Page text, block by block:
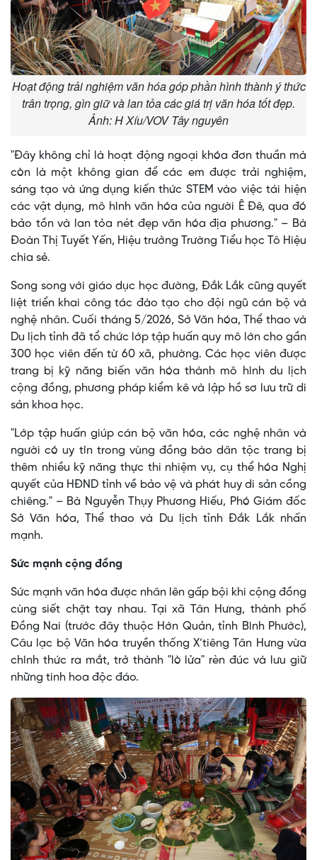
Hoạt động trải nghiệm văn hóa góp phần hình thành ý thức
trân trọng, gìn giữ và lan tỏa các giá trị văn hóa tốt đẹp.
Ảnh: H Xíu/VOV Tây nguyên
"Đây không chỉ là hoạt động ngoại khóa đơn thuần mà
còn là một không gian để các em được trải nghiệm,
sáng tạo và ứng dụng kiến thức STEM vào việc tái hiện
các vật dụng, mô hình văn hóa của người Ê Đê, qua đó
bảo tồn và lan tỏa nét đẹp văn hóa địa phương." – Bà
Đoàn Thị Tuyết Yến, Hiệu trưởng Trường Tiểu học Tô Hiệu
chia sẻ.
Song song với giáo dục học đường, Đắk Lắk cũng quyết
liệt triển khai công tác đào tạo cho đội ngũ cán bộ và
nghệ nhân. Cuối tháng 5/2026, Sở Văn hóa, Thể thao và
Du lịch tỉnh đã tổ chức lớp tập huấn quy mô lớn cho gần
300 học viên đến từ 60 xã, phường. Các học viên được
trang bị kỹ năng biến văn hóa thành mô hình du lịch
cộng đồng, phương pháp kiểm kê và lập hồ sơ lưu trữ di
sản khoa học.
"Lớp tập huấn giúp cán bộ văn hóa, các nghệ nhân và
người có uy tín trong vùng đồng bào dân tộc trang bị
thêm nhiều kỹ năng thực thi nhiệm vụ, cụ thể hóa Nghị
quyết của HĐND tỉnh về bảo vệ và phát huy di sản cồng
chiêng." – Bà Nguyễn Thụy Phương Hiếu, Phó Giám đốc
Sở Văn hóa, Thể thao và Du lịch tỉnh Đắk Lắk nhấn
mạnh.
Sức mạnh cộng đồng
Sức mạnh văn hóa được nhân lên gấp bội khi cộng đồng
cùng siết chặt tay nhau. Tại xã Tân Hưng, thành phố
Đồng Nai (trước đây thuộc Hớn Quản, tỉnh Bình Phước),
Câu lạc bộ Văn hóa truyền thống X’tiêng Tân Hưng vừa
chính thức ra mắt, trở thành "lò lửa" rèn đúc và lưu giữ
những tinh hoa độc đáo.